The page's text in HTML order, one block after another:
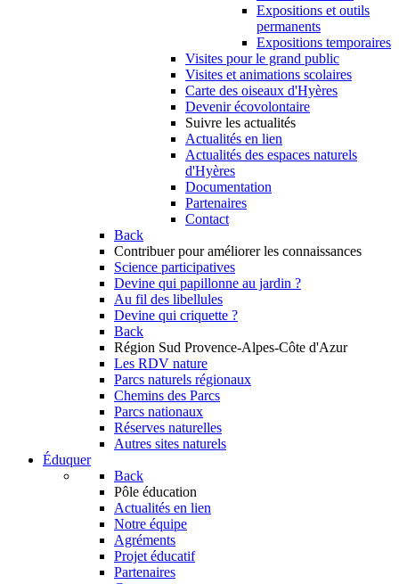
Expositions et outils
permanents
Expositions temporaires
Visites pour le grand public
Visites et animations scolaires
Carte des oiseaux d'Hyères
Devenir écovolontaire
Suivre les actualités
Actualités en lien
Actualités des espaces naturels
d'Hyères
Documentation
Partenaires
Contact
Back
Contribuer pour améliorer les connaissances
Science participatives
Devine qui papillonne au jardin ?
Au fil des libellules
Devine qui criquette ?
Back
Région Sud Provence-Alpes-Côte d'Azur
Les RDV nature
Parcs naturels régionaux
Chemins des Parcs
Parcs nationaux
Réserves naturelles
Autres sites naturels
Éduquer
Back
Pôle éducation
Actualités en lien
Notre équipe
Agréments
Projet éducatif
Partenaires